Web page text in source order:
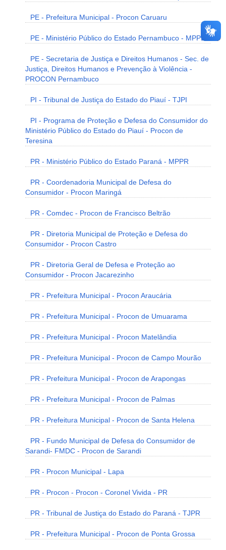
PE - Prefeitura Municipal - Procon Caruaru
PE - Ministério Público do Estado Pernambuco - MPPE
PE - Secretaria de Justiça e Direitos Humanos - Sec. de
Justiça, Direitos Humanos e Prevenção à Violência -
PROCON Pernambuco
PI - Tribunal de Justiça do Estado do Piauí - TJPI
PI - Programa de Proteção e Defesa do Consumidor do
Ministério Público do Estado do Piauí - Procon de
Teresina
PR - Ministério Público do Estado Paraná - MPPR
PR - Coordenadoria Municipal de Defesa do
Consumidor - Procon Maringá
PR - Comdec - Procon de Francisco Beltrão
PR - Diretoria Municipal de Proteção e Defesa do
Consumidor - Procon Castro
PR - Diretoria Geral de Defesa e Proteção ao
Consumidor - Procon Jacarezinho
PR - Prefeitura Municipal - Procon Araucária
PR - Prefeitura Municipal - Procon de Umuarama
PR - Prefeitura Municipal - Procon Matelândia
PR - Prefeitura Municipal - Procon de Campo Mourão
PR - Prefeitura Municipal - Procon de Arapongas
PR - Prefeitura Municipal - Procon de Palmas
PR - Prefeitura Municipal - Procon de Santa Helena
PR - Fundo Municipal de Defesa do Consumidor de
Sarandi- FMDC - Procon de Sarandi
PR - Procon Municipal - Lapa
PR - Procon - Procon - Coronel Vivida - PR
PR - Tribunal de Justiça do Estado do Paraná - TJPR
PR - Prefeitura Municipal - Procon de Ponta Grossa